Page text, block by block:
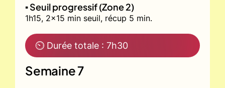
▪️ Seuil progressif (Zone 2)
1h15, 2x15 min seuil, récup 5 min.
⏲ Durée totale : 7h30
Semaine 7